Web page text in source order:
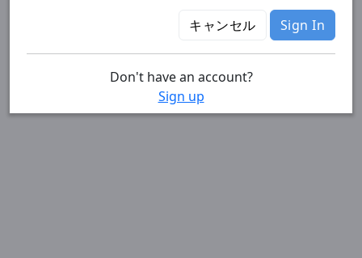
キャンセル Sign In
Don't have an account?
Sign up